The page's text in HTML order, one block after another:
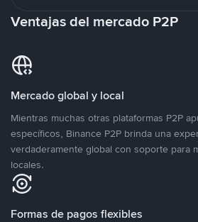
Ventajas del mercado P2P
Mercado global y local
Mientras muchas otras plataformas P2P
específicos, Binance P2P brinda una
verdaderamente global con soporte para
locales.
Formas de pagos flexibles